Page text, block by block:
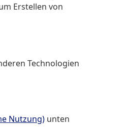
Erstellen von
Technologien
Nutzung) unten